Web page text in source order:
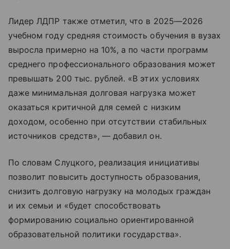
Лидер ЛДПР также отметил, что в 2025—2026
учебном году средняя стоимость обучения в вузах
выросла примерно на 10%, а по части программ
среднего профессионального образования может
превышать 200 тыс. рублей. «В этих условиях
даже минимальная долговая нагрузка может
оказаться критичной для семей с низким
доходом, особенно при отсутствии стабильных
источников средств», — добавил он.
По словам Слуцкого, реализация инициативы
позволит повысить доступность образования,
снизить долговую нагрузку на молодых граждан
и их семьи и «будет способствовать
формированию социально ориентированной
образовательной политики государства».